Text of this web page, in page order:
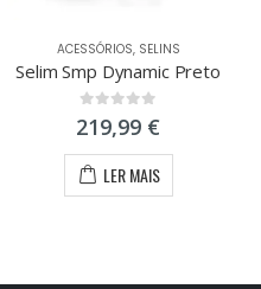
ACESSÓRIOS, SELINS
Selim Smp Dynamic Preto
0 out of 5
219,99 €
LER MAIS